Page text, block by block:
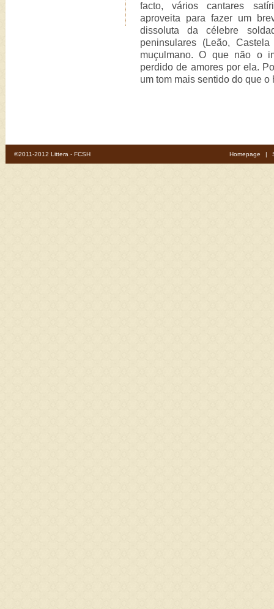
facto, vários cantares
aproveita para fazer um
dissoluta da célebre
peninsulares (Leão,
muçulmano. O que não o
perdido de amores por ela.
um tom mais sentido do que o
©2011-2012 Littera - FCSH Homepage |